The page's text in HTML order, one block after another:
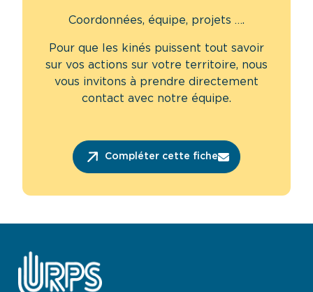
Coordonnées, équipe, projets ….
Pour que les kinés puissent tout savoir
sur vos actions sur votre territoire, nous
vous invitons à prendre directement
contact avec notre équipe.
Compléter cette fiche